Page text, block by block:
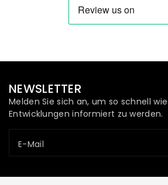
DamenDamen
NEWSLETTER
Melden Sie sich an, um so schnell
Entwicklungen informiert zu werden.
E-Mail